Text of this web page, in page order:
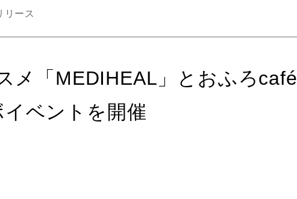
リース
メ「MEDIHEAL」とおふろcafé
ベントを開催